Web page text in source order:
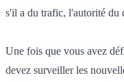
s'il a du trafic, l'autorité du
Une fois que vous avez
devez surveiller les